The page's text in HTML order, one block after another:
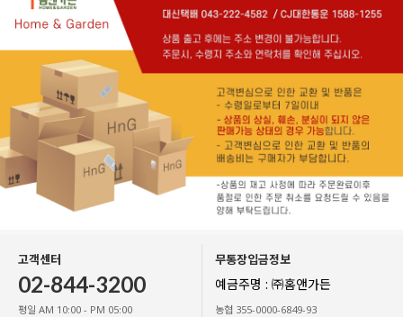
고객센터
02-844-3200
평일 AM 10:00 - PM 05:00
무통장입금정보
예금주명 : ㈜홈앤가든
농협 355-0000-6849-93